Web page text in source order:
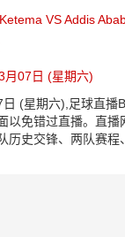
VS Addis
月07日 (星期六)
(星期六),足球直播
以免错过直播。直
历史交锋、两队赛程